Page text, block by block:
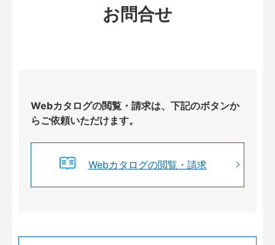
お問合せ
Webカタログの閲覧・請求は、下記のボタンか
らご依頼いただけます。
Webカタログの閲覧・請求